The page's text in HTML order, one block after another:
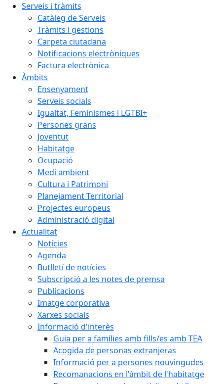
Serveis i tràmits
Catàleg de Serveis
Tràmits i gestions
Carpeta ciutadana
Notificacions electròniques
Factura electrònica
Àmbits
Ensenyament
Serveis socials
Igualtat, Feminismes i LGTBI+
Persones grans
Joventut
Habitatge
Ocupació
Medi ambient
Cultura i Patrimoni
Planejament Territorial
Projectes europeus
Administració digital
Actualitat
Notícies
Agenda
Butlletí de notícies
Subscripció a les notes de premsa
Publicacions
Imatge corporativa
Xarxes socials
Informació d'interès
Guia per a famílies amb fills/es amb TEA
Acogida de personas extranjeras
Informació per a persones nouvingudes
Recomanacions en l'àmbit de l'habitatge